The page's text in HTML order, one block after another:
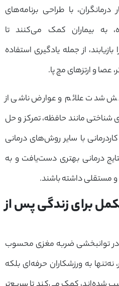
با طراحی برنامه‌های
به بیماران کمک می‌کنند تا
از جمله یادگیری استفاده
عصا و ارتزهای مچ پا.
شدت علائم و عوارض ناشی از
مانند حافظه، تمرکز و حل
با سایر روش‌های درمانی
درمانی بهتری دست‌یافت و به
و مستقلی داشته باشند.
برای زندگی پس از
در توانبخشی ضربه مغزی محسوب
به ورزشکاران حرفه‌ای بلکه